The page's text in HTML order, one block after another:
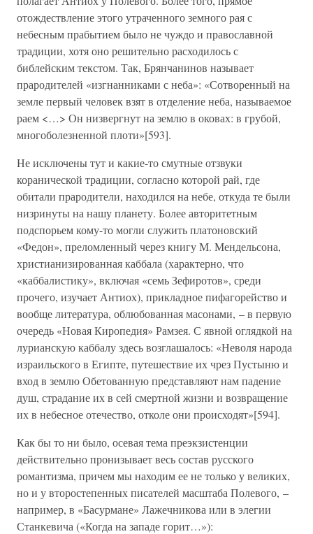
отождествление этого утраченного земного рая с
небесным прабытием было не чуждо и православной
традиции, хотя оно решительно расходилось с
библейским текстом. Так, Брянчанинов называет
прародителей «изгнанниками с неба»: «Сотворенный на
земле первый человек взят в отделение неба, называемое
раем <…> Он низвергнут на землю в оковах: в грубой,
многоболезненной плоти»[593].
Не исключены тут и какие-то смутные отзвуки
коранической традиции, согласно которой рай, где
обитали прародители, находился на небе, откуда те были
низринуты на нашу планету. Более авторитетным
подспорьем кому-то могли служить платоновский
«Федон», преломленный через книгу М. Мендельсона,
христианизированная каббала (характерно, что
«каббалистику», включая «семь Зефиротов», среди
прочего, изучает Антиох), прикладное пифагорейство и
вообще литература, облюбованная масонами, – в первую
очередь «Новая Киропедия» Рамзея. С явной оглядкой на
лурианскую каббалу здесь возглашалось: «Неволя народа
израильского в Египте, путешествие их чрез Пустыню и
вход в землю Обетованную представляют нам падение
душ, страдание их в сей смертной жизни и возвращение
их в небесное отечество, отколе они происходят»[594].
Как бы то ни было, осевая тема преэкзистенции
действительно пронизывает весь состав русского
романтизма, причем мы находим ее не только у великих,
но и у второстепенных писателей масштаба Полевого, –
например, в «Басурмане» Лажечникова или в элегии
Станкевича («Когда на западе горит…»):